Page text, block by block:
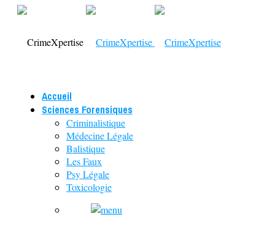
Accueil
Sciences Forensiques
Criminalistique
Médecine Légale
Balistique
Les Faux
Psy Légale
Toxicologie